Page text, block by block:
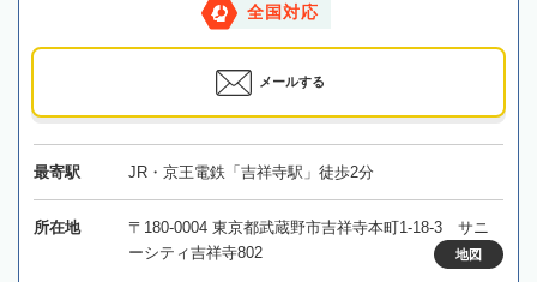
全国対応
メールする
最寄駅 JR・京王電鉄「吉祥寺駅」徒歩2分
所在地
〒180-0004 東京都武蔵野市吉祥寺本町1-18-3 サニ
ーシティ吉祥寺802
地図